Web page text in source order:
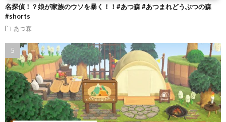
名探偵！？娘が家族のウソを暴く！！#あつ森 #あつまれどうぶつの森
#shorts
あつ森